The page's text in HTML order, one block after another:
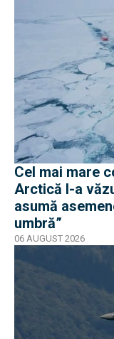
Cel mai mare
Arctică l-a
asumă
umbră”
06 AUGUST 2026